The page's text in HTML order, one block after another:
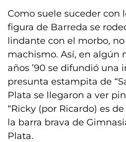
Como suele suceder con
figura de Barreda se
lindante con el morbo,
machismo. Así, en algún
años ’90 se difundió una
presunta estampita de
Plata se llegaron a ver
“Ricky (por Ricardo) es
la barra brava de
Plata.